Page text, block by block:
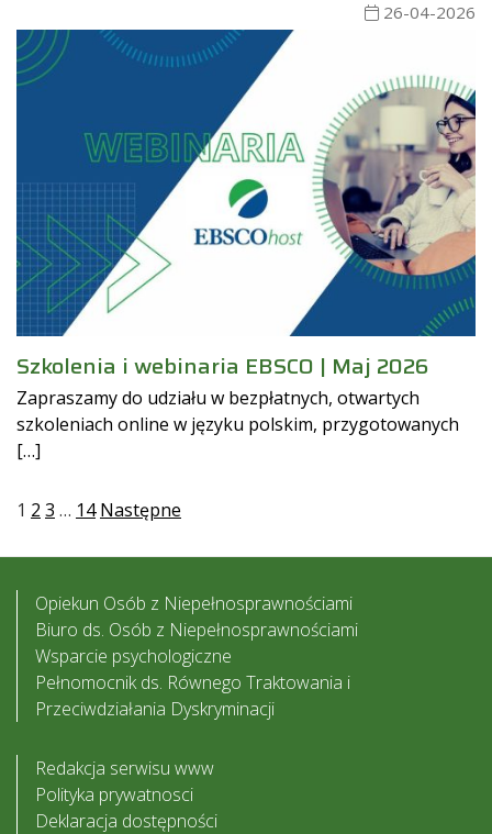
26-04-2026
Szkolenia i webinaria EBSCO | Maj 2026
Zapraszamy do udziału w bezpłatnych, otwartych
szkoleniach online w języku polskim, przygotowanych
[…]
Stronicowanie
wpisów
1 2 3 … 14 Następne
Opiekun Osób z Niepełnosprawnościami
Biuro ds. Osób z Niepełnosprawnościami
Wsparcie psychologiczne
Pełnomocnik ds. Równego Traktowania i
Przeciwdziałania Dyskryminacji
Redakcja serwisu www
Polityka prywatnosci
Deklaracja dostępności